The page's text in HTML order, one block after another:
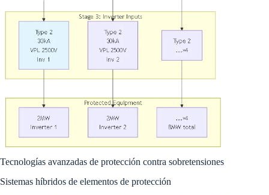
Tecnologías avanzadas de protección contra sobretensiones
Sistemas híbridos de elementos de protección